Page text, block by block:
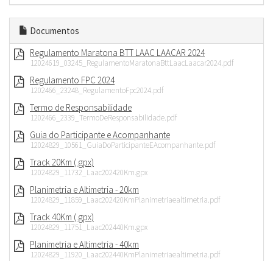
Documentos
Regulamento Maratona BTT LAAC LAACAR 2024
12024619_03245_RegulamentoMaratonaBttLaacLaacar2024.pdf
Regulamento FPC 2024
1202466_23248_RegulamentoFpc2024.pdf
Termo de Responsabilidade
1202466_2339_TermoDeResponsabilidade.pdf
Guia do Participante e Acompanhante
12024829_10561_GuiaDoParticipanteEAcompanhante.pdf
Track 20Km (.gpx)
12024829_11732_Laac202420Km.gpx
Planimetria e Altimetria - 20km
12024829_11859_Laac202420KmPlanimetriaealtimetria.pdf
Track 40Km (.gpx)
12024829_11751_Laac202440Km.gpx
Planimetria e Altimetria - 40km
12024829_11920_Laac202440KmPlanimetriaealtimetria.pdf